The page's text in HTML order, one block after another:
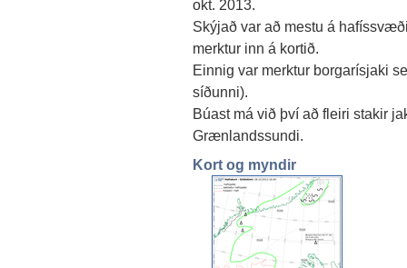
okt. 2013.
Skýjað var að mestu á
merktur inn á kortið.
Einnig var merktur borgarísjaki
síðunni).
Búast má við því að fleiri stakir
Grænlandssundi.
Kort og myndir